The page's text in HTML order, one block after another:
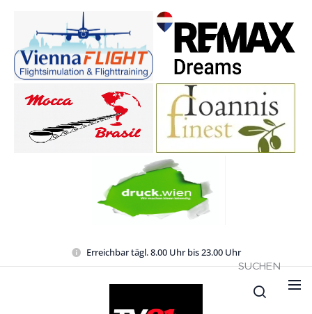
Erreichbar tägl. 8.00 Uhr bis 23.00 Uhr
SUCHEN